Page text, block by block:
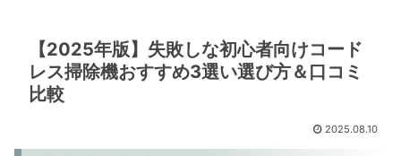
【2025年版】失敗しな初心者向けコード
レス掃除機おすすめ3選い選び方＆口コミ
比較
2025.08.10